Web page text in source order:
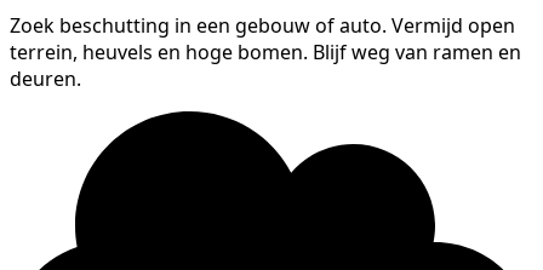
Zoek beschutting in een gebouw of auto. Vermijd open
terrein, heuvels en hoge bomen. Blijf weg van ramen en
deuren.